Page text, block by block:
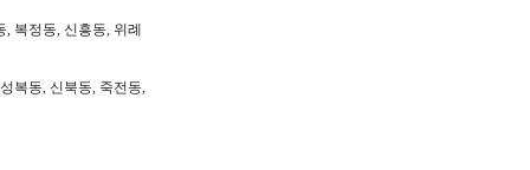
복정동, 신흥동, 위례
복동, 신북동, 죽전동,